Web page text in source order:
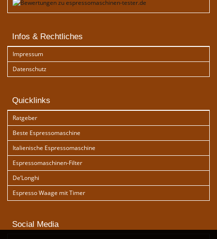
Infos & Rechtliches
Impressum
Datenschutz
Quicklinks
Ratgeber
Beste Espressomaschine
Italienische Espressomaschine
Espressomaschinen-Filter
De’Longhi
Espresso Waage mit Timer
Social Media